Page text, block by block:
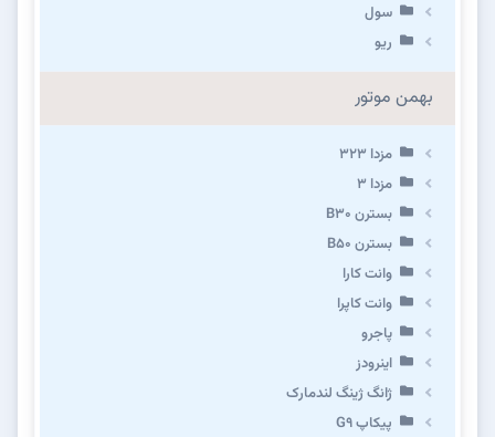
سول
ریو
بهمن موتور
مزدا ۳۲۳
مزدا ۳
بسترن B۳۰
بسترن B۵۰
وانت کارا
وانت کاپرا
پاجرو
اینرودز
ژانگ ژینگ لندمارک
پیکاپ G۹